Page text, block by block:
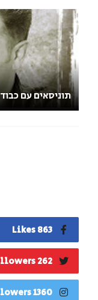
תוניסאים עם כבוד
863 Likes
262 Followers
1360 Followers